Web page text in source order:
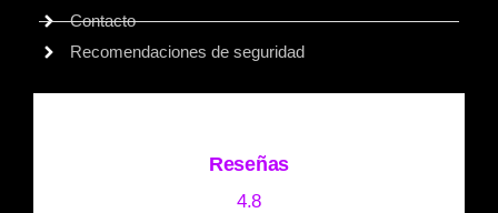
Contacto
Recomendaciones de seguridad
Reseñas
4.8